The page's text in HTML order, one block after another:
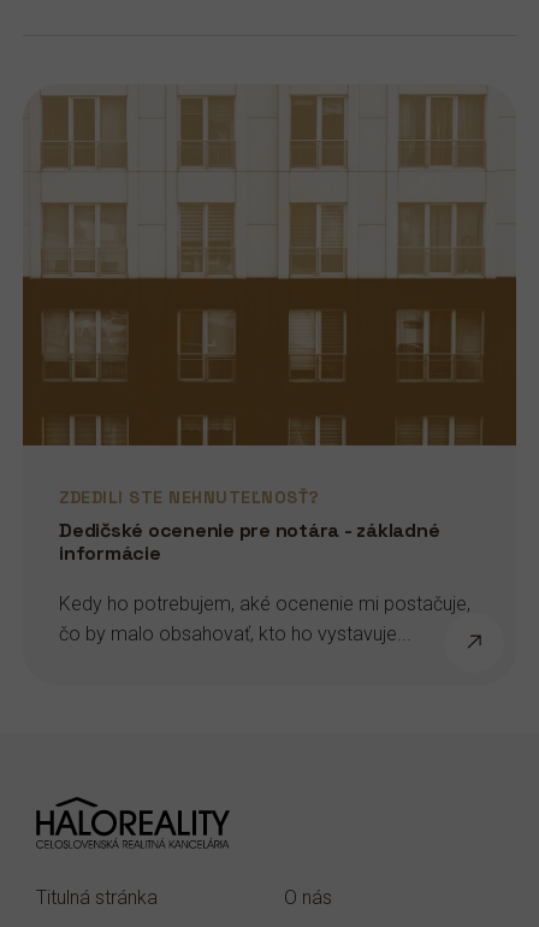
ZDEDILI STE NEHNUTEĽNOSŤ?
Dedičské ocenenie pre notára - základné
informácie
Kedy ho potrebujem, aké ocenenie mi postačuje,
čo by malo obsahovať, kto ho vystavuje...
Titulná stránka
O nás